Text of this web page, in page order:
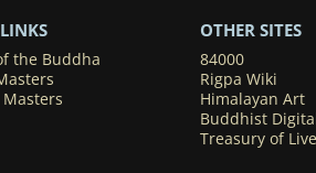
the Buddha
OTHER SITES
84000
Rigpa Wiki
Himalayan Art
Buddhist
Treasury of